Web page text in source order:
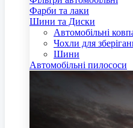
Фарби та лаки
Шини та Диски
Автомобільні
Чохли для
Шини
Автомобільні пилососи